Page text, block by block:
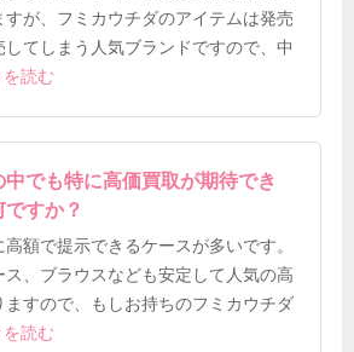
すが、フミカウチダのアイテムは発売
してしまう人気ブランドですので、中
読む
でも特に高価買取が期待でき
すか？
額で提示できるケースが多いです。
、ブラウスなども安定して人気の高
ますので、もしお持ちのフミカウチダ
読む